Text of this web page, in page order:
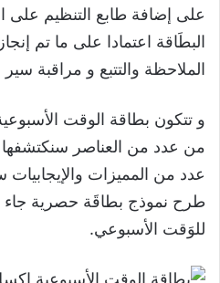
على إضافة طابع التنظيم
البطَاقة اعتمادا على ما تم
الملاحظة والتتبع و مراقبة
من عدد من العناصر
عدد من المميزات
طرح نموذج بطاقَة حصرية جاء
للوَقت الأسبوعي.